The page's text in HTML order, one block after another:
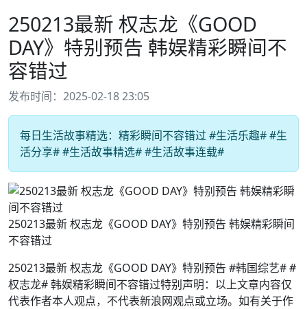
250213最新 权志龙《GOOD
DAY》特别预告 韩娱精彩瞬间不
容错过
发布时间：2025-02-18 23:05
每日生活故事精选：精彩瞬间不容错过 #生活乐趣# #生
活分享# #生活故事精选# #生活故事连载#
250213最新 权志龙《GOOD DAY》特别预告 韩娱精彩瞬间
不容错过
250213最新 权志龙《GOOD DAY》特别预告 #韩国综艺# #
权志龙# 韩娱精彩瞬间不容错过特别声明：以上文章内容仅
代表作者本人观点，不代表新浪网观点或立场。如有关于作